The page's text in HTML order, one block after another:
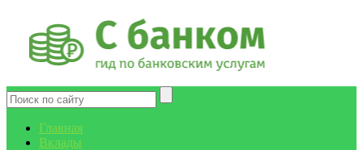
Главная
Вклады